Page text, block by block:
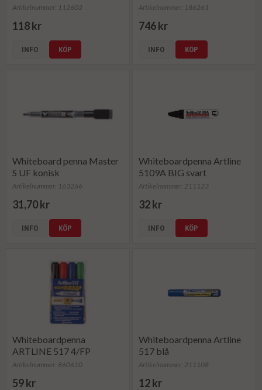
Artikelnummer: 112602
118 kr
INFO KÖP
Artikelnummer: 186261
746 kr
INFO KÖP
Whiteboard penna Master
S UF konisk
Artikelnummer: 163266
31,70 kr
INFO KÖP
Whiteboardpenna Artline
5109A BIG svart
Artikelnummer: 211123
32 kr
INFO KÖP
Whiteboardpenna
ARTLINE 517 4/FP
Artikelnummer: 860610
59 kr
Whiteboardpenna Artline
517 blå
Artikelnummer: 211108
12 kr